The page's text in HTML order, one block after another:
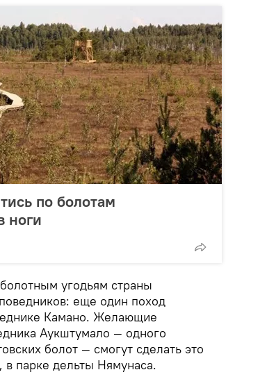
по болотам
ноги
угодьям страны
еще один поход
Камано. Желающие
Аукштумало — одного
болот — смогут сделать это
в парке дельты Нямунаса.